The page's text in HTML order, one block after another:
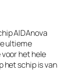
AIDAnova
ultieme
het hele
het schip is van